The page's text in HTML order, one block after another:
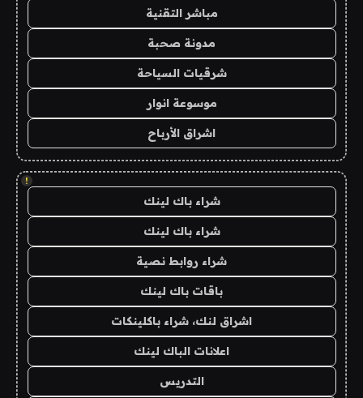
مباشر التقنية
مدونة صحبة
شرقيات السياحة
موسوعة انوار
اشراق الأرباح
!
شراء باك لينك
شراء باك لينك
شراء روابط نصية
باقات باك لينك
اشراق لنك، شراء باكلينكات
اعلانات الباك لينك
التدريس